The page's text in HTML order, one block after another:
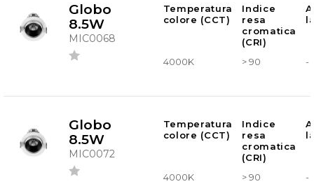
Globo
8.5W
MIC0068
Temperatura
colore (CCT)
Indice
resa
cromatica
(CRI)
4000K > 90 -
Globo
8.5W
MIC0072
Temperatura
colore (CCT)
Indice
resa
cromatica
(CRI)
4000K > 90 -